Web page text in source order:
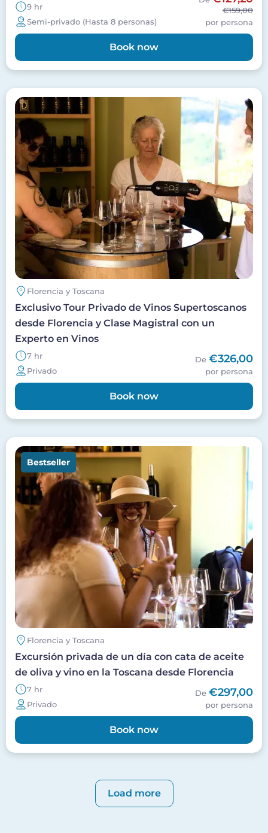
9 hr
Semi-privado (Hasta 8 personas)
€159,00
por persona
Book now
Imagen
Florencia y Toscana
Exclusivo Tour Privado de Vinos Supertoscanos
desde Florencia y Clase Magistral con un
Experto en Vinos
7 hr
Privado
De €326,00
por persona
Book now
Imagen
Bestseller
Florencia y Toscana
Excursión privada de un día con cata de aceite
de oliva y vino en la Toscana desde Florencia
7 hr
Privado
De €297,00
por persona
Book now
Load more